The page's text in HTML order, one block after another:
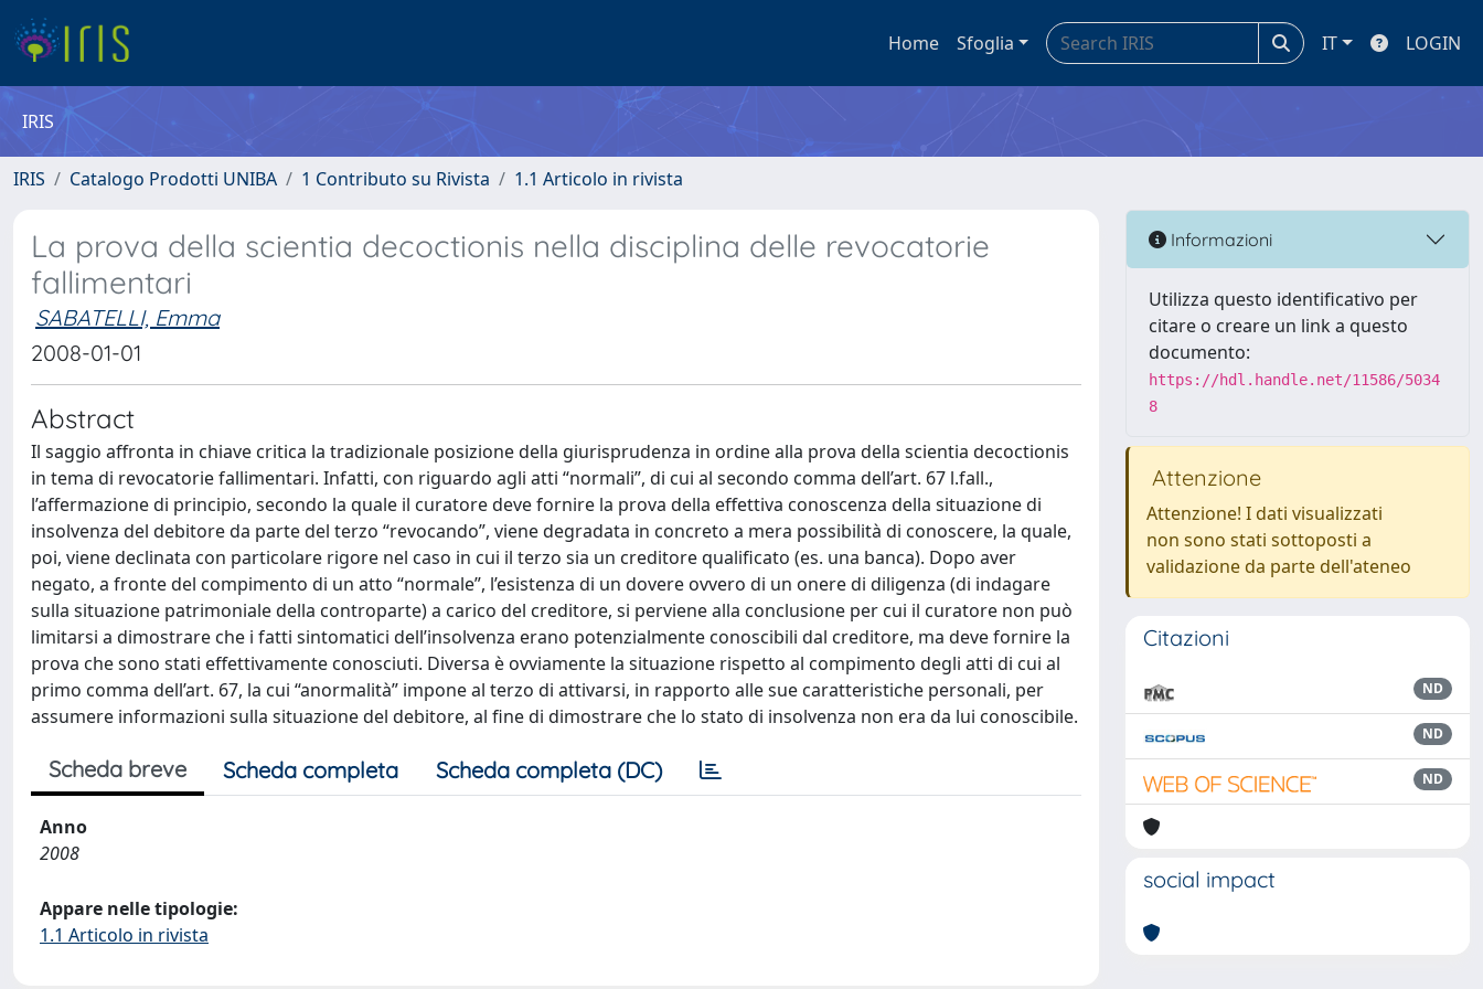
Home Sfoglia IT LOGIN
IRIS
IRIS Catalogo Prodotti UNIBA 1 Contributo su Rivista 1.1 Articolo in rivista
La prova della scientia decoctionis nella disciplina delle revocatorie
fallimentari
SABATELLI, Emma
2008-01-01
Abstract
Il saggio affronta in chiave critica la tradizionale posizione della giurisprudenza in ordine alla prova della scientia decoctionis
in tema di revocatorie fallimentari. Infatti, con riguardo agli atti “normali”, di cui al secondo comma dell’art. 67 l.fall.,
l’affermazione di principio, secondo la quale il curatore deve fornire la prova della effettiva conoscenza della situazione di
insolvenza del debitore da parte del terzo “revocando”, viene degradata in concreto a mera possibilità di conoscere, la quale,
poi, viene declinata con particolare rigore nel caso in cui il terzo sia un creditore qualificato (es. una banca). Dopo aver
negato, a fronte del compimento di un atto “normale”, l’esistenza di un dovere ovvero di un onere di diligenza (di indagare
sulla situazione patrimoniale della controparte) a carico del creditore, si perviene alla conclusione per cui il curatore non può
limitarsi a dimostrare che i fatti sintomatici dell’insolvenza erano potenzialmente conoscibili dal creditore, ma deve fornire la
prova che sono stati effettivamente conosciuti. Diversa è ovviamente la situazione rispetto al compimento degli atti di cui al
primo comma dell’art. 67, la cui “anormalità” impone al terzo di attivarsi, in rapporto alle sue caratteristiche personali, per
assumere informazioni sulla situazione del debitore, al fine di dimostrare che lo stato di insolvenza non era da lui conoscibile.
Scheda breve Scheda completa Scheda completa (DC)
Anno
2008
Appare nelle tipologie:
1.1 Articolo in rivista
Informazioni
Utilizza questo identificativo per
citare o creare un link a questo
documento:
https://hdl.handle.net/11586/5034
8
Attenzione
Attenzione! I dati visualizzati
non sono stati sottoposti a
validazione da parte dell'ateneo
Citazioni
ND
ND
ND
social impact